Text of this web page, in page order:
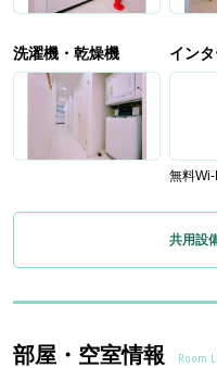
洗濯機・乾燥機 イン
無料Wi-
共用設
部屋・空室情報 Room